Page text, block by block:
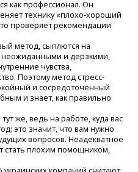
как профессионал. Он
технику «плохо-хороший
проверяет рекомендации
метод, сыплются на
неожиданными и дерзкими,
чувства,
Поэтому метод стресс-
и сосредоточенный
и знает, как правильно
же, ведь на работе, куда вас
это значит, что вам нужно
вопросов. Неадекватное
плохим помощником,